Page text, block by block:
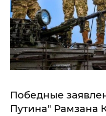
Победные
Путина" Рамзана